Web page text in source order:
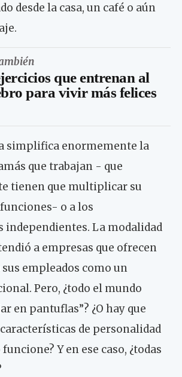
desde la casa, un café o aún
que entrenan al
para vivir más felices
simplifica enormemente la
que trabajan - que
tienen que multiplicar su
o a los
independientes. La modalidad
a empresas que ofrecen
empleados como un
Pero, ¿todo el mundo
en pantuflas”? ¿O hay que
de personalidad
Y en ese caso, ¿todas